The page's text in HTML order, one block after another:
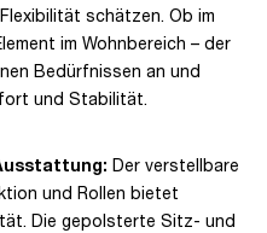
schätzen. Ob im
im Wohnbereich – der
Bedürfnissen an und
und Stabilität.
Der verstellbare
und Rollen bietet
Die gepolsterte Sitz- und